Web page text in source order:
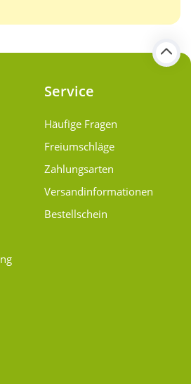
Service
Häufige Fragen
Freiumschläge
Zahlungsarten
Versand­informationen
Bestellschein